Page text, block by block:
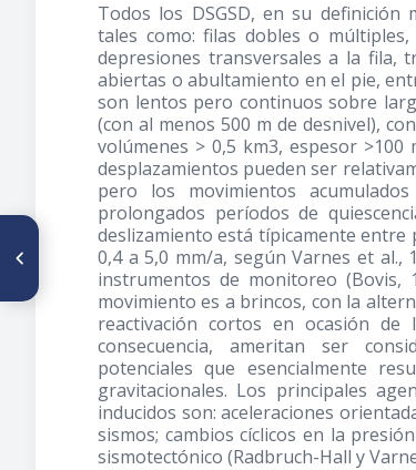
Todos los DSGSD, en su
tales como: filas dobles o
depresiones transversales a la fila,
abiertas o abultamiento en el pie,
son lentos pero continuos sobre
(con al menos 500 m de desnivel),
volúmenes > 0,5 km3, espesor
desplazamientos pueden ser
pero los movimientos
prolongados períodos de
deslizamiento está típicamente
0,4 a 5,0 mm/a, según Varnes et
instrumentos de monitoreo (Bovis,
movimiento es a brincos, con la
reactivación cortos en ocasión de
consecuencia, ameritan ser
potenciales que esencialmente
gravitacionales. Los principales
inducidos son: aceleraciones
sismos; cambios cíclicos en la
sismotectónico (Radbruch-Hall y
ARTÍCULO ANTERIOR
Implementación de un Filtro
de Polarización basado en la
Descomposición del Valor
Singular (SVD)